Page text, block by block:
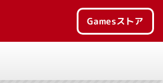
Gamesストア